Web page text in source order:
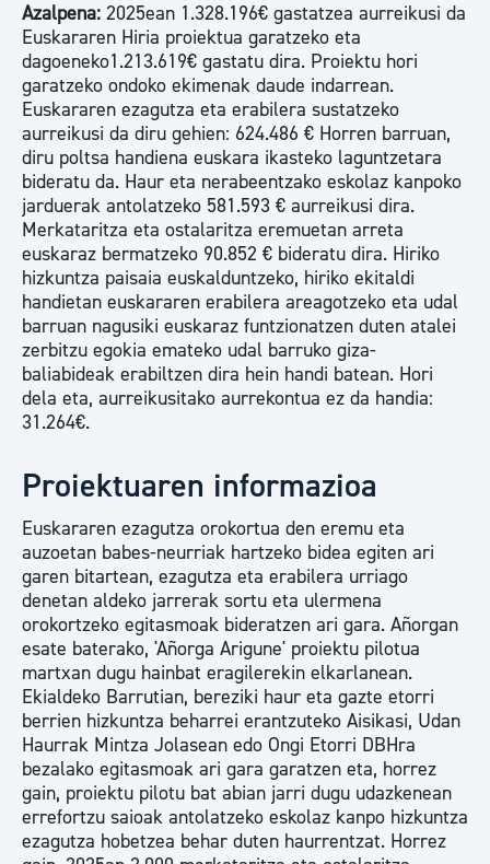
Azalpena: 2025ean 1.328.196€ gastatzea aurreikusi da
Euskararen Hiria proiektua garatzeko eta
dagoeneko1.213.619€ gastatu dira. Proiektu hori
garatzeko ondoko ekimenak daude indarrean.
Euskararen ezagutza eta erabilera sustatzeko
aurreikusi da diru gehien: 624.486 € Horren barruan,
diru poltsa handiena euskara ikasteko laguntzetara
bideratu da. Haur eta nerabeentzako eskolaz kanpoko
jarduerak antolatzeko 581.593 € aurreikusi dira.
Merkataritza eta ostalaritza eremuetan arreta
euskaraz bermatzeko 90.852 € bideratu dira. Hiriko
hizkuntza paisaia euskalduntzeko, hiriko ekitaldi
handietan euskararen erabilera areagotzeko eta udal
barruan nagusiki euskaraz funtzionatzen duten atalei
zerbitzu egokia emateko udal barruko giza-
baliabideak erabiltzen dira hein handi batean. Hori
dela eta, aurreikusitako aurrekontua ez da handia:
31.264€.
Proiektuaren informazioa
Euskararen ezagutza orokortua den eremu eta
auzoetan babes-neurriak hartzeko bidea egiten ari
garen bitartean, ezagutza eta erabilera urriago
denetan aldeko jarrerak sortu eta ulermena
orokortzeko egitasmoak bideratzen ari gara. Añorgan
esate baterako, 'Añorga Arigune' proiektu pilotua
martxan dugu hainbat eragilerekin elkarlanean.
Ekialdeko Barrutian, bereziki haur eta gazte etorri
berrien hizkuntza beharrei erantzuteko Aisikasi, Udan
Haurrak Mintza Jolasean edo Ongi Etorri DBHra
bezalako egitasmoak ari gara garatzen eta, horrez
gain, proiektu pilotu bat abian jarri dugu udazkenean
errefortzu saioak antolatzeko eskolaz kanpo hizkuntza
ezagutza hobetzea behar duten haurrentzat. Horrez